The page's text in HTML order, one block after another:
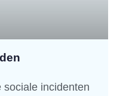
sociale incidenten